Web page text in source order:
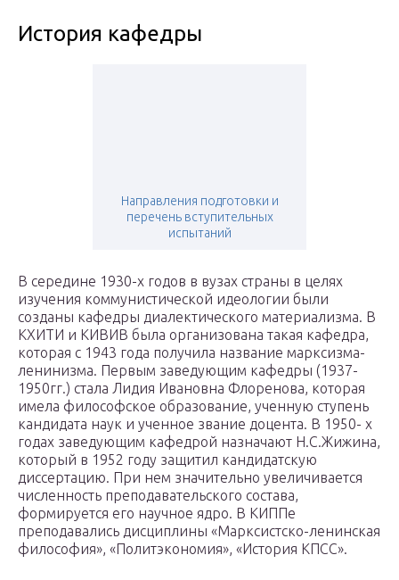
История кафедры
Направления подготовки и
перечень вступительных
испытаний
В середине 1930-х годов в вузах страны в целях
изучения коммунистической идеологии были
созданы кафедры диалектического материализма. В
КХИТИ и КИВИВ была организована такая кафедра,
которая с 1943 года получила название марксизма-
ленинизма. Первым заведующим кафедры (1937-
1950гг.) стала Лидия Ивановна Флоренова, которая
имела философское образование, ученную ступень
кандидата наук и ученное звание доцента. В 1950- х
годах заведующим кафедрой назначают Н.С.Жижина,
который в 1952 году защитил кандидатскую
диссертацию. При нем значительно увеличивается
численность преподавательского состава,
формируется его научное ядро. В КИППе
преподавались дисциплины «Марксистско-ленинская
философия», «Политэкономия», «История КПСС».